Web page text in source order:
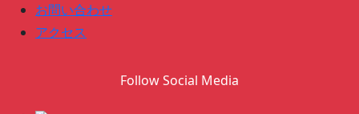
お問い合わせ
アクセス
Follow Social Media